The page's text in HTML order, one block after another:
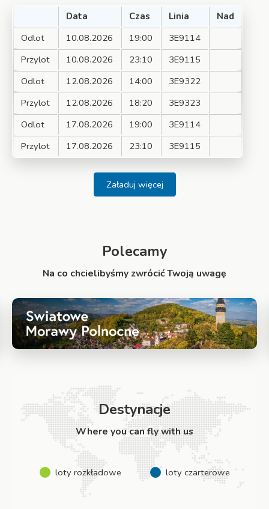
Data Czas Linia
Nad
Odlot
10.08.2026 19:00
3E9114
Przylot
10.08.2026 23:10
3E9115
Odlot
12.08.2026 14:00
3E9322
Przylot
12.08.2026 18:20
3E9323
Odlot
17.08.2026 19:00
3E9114
Przylot
17.08.2026 23:10 3E9115
Załaduj więcej
Polecamy
Na co chcielibyśmy zwrócić Twoją uwagę
Destynacje
Where you can fly with us
loty rozkładowe loty czarterowe